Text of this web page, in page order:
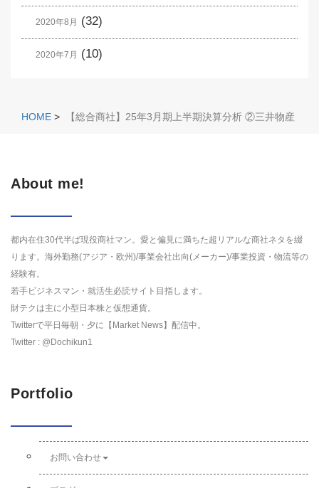
2020年8月 (32)
2020年7月 (10)
HOME > 【総合商社】25年3月期上半期決算分析 ②三井物産
About me!
都内在住30代半ば現役商社マン。愛と偏見に満ちた超リアルな商社ネタを綴
ります。海外勤務(アジア・欧州)/事業会社出向(メーカー)/事業投資・物流等の
経験有。
若手ビジネスマン・就活生必読サイト目指します。
財テクは主に小型日本株と仮想通貨。
Twitterで平日毎朝・夕に【Market News】配信中。
Twitter : @Dochikun1
Portfolio
お問い合わせ